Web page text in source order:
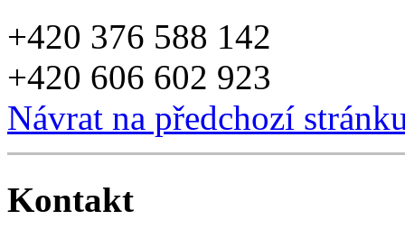
+420 376 588 142
+420 606 602 923
Návrat na předchozí
Kontakt